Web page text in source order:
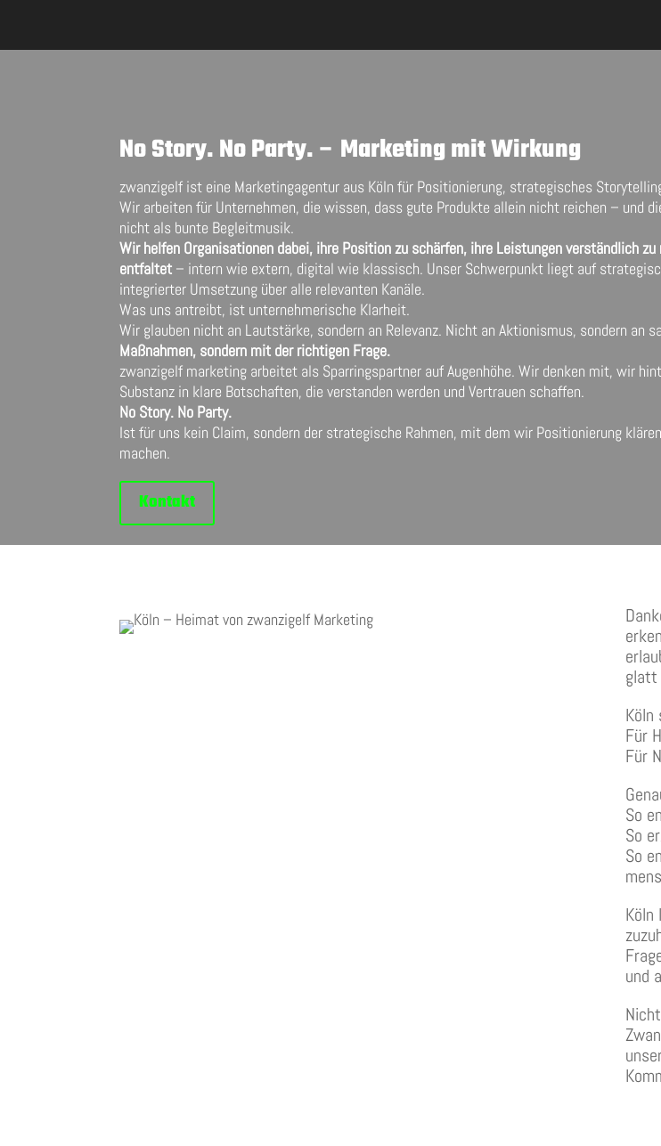
No Story. No Party. – Marketing mit Wirkung
zwanzigelf ist eine Marketingagentur aus Köln für Positionierung, strategisches
Wir arbeiten für Unternehmen, die wissen, dass gute Produkte allein nicht reichen – und
nicht als bunte Begleitmusik.
Wir helfen Organisationen dabei, ihre Position zu schärfen, ihre Leistungen verständlich
entfaltet – intern wie extern, digital wie klassisch. Unser Schwerpunkt liegt auf
integrierter Umsetzung über alle relevanten Kanäle.
Was uns antreibt, ist unternehmerische Klarheit.
Wir glauben nicht an Lautstärke, sondern an Relevanz. Nicht an Aktionismus, sondern an
Maßnahmen, sondern mit der richtigen Frage.
zwanzigelf marketing arbeitet als Sparringspartner auf Augenhöhe. Wir denken mit, wir
Substanz in klare Botschaften, die verstanden werden und Vertrauen schaffen.
No Story. No Party.
Ist für uns kein Claim, sondern der strategische Rahmen, mit dem wir Positionierung
machen.
Kontakt
glatt
Für
Für
So
So
So
Köln
und